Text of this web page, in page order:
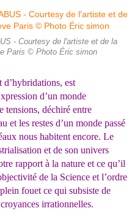
- Courtesy de l'artiste et de la
Paris © Photo Éric simon
d’hybridations, est
d’un monde
tensions, déchiré entre
et les restes d’un monde passé
nous habitent encore. Le
et de son univers
rapport à la nature et ce qu’il
de la Science et l’ordre
fouet ce qui subsiste de
irrationnelles.